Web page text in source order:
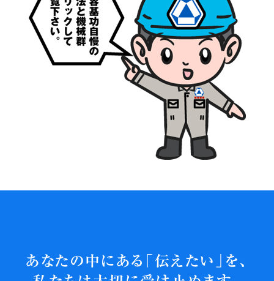
あなたの中にある「伝えたい」を、